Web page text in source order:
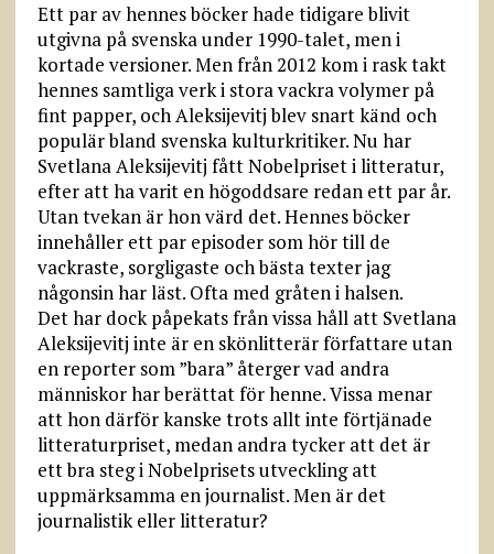
Ett par av hennes böcker hade tidigare blivit
utgivna på svenska under 1990-talet, men i
kortade versioner. Men från 2012 kom i rask takt
hennes samtliga verk i stora vackra volymer på
fint papper, och Aleksijevitj blev snart känd och
populär bland svenska kulturkritiker. Nu har
Svetlana Aleksijevitj fått Nobelpriset i litteratur,
efter att ha varit en högoddsare redan ett par år.
Utan tvekan är hon värd det. Hennes böcker
innehåller ett par episoder som hör till de
vackraste, sorgligaste och bästa texter jag
någonsin har läst. Ofta med gråten i halsen.
Det har dock påpekats från vissa håll att Svetlana
Aleksijevitj inte är en skönlitterär författare utan
en reporter som ”bara” återger vad andra
människor har berättat för henne. Vissa menar
att hon därför kanske trots allt inte förtjänade
litteraturpriset, medan andra tycker att det är
ett bra steg i Nobelprisets utveckling att
uppmärksamma en journalist. Men är det
journalistik eller litteratur?